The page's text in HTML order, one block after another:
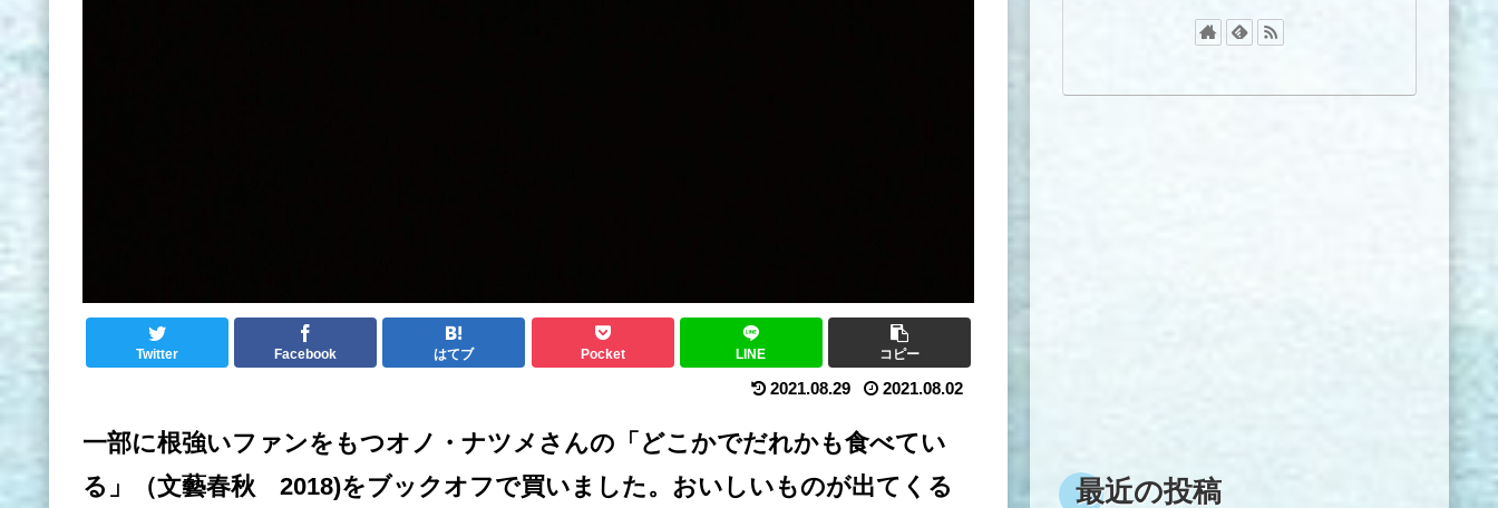
Twitter Facebook はてブ Pocket LINE コピー
2021.08.29 2021.08.02
一部に根強いファンをもつオノ・ナツメさんの「どこかでだれかも食べてい
る」（文藝春秋 2018)をブックオフで買いました。おいしいものが出てくる
最近の投稿